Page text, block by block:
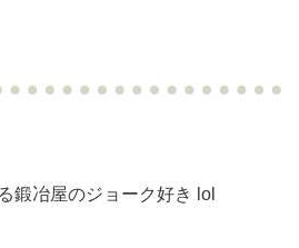
鍛冶屋のジョーク好き lol